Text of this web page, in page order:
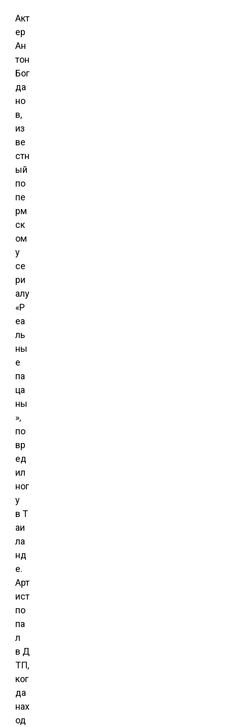
Акт
ер
Ан
тон
Бог
да
но
в,
из
ве
стн
ый
по
пе
рм
ск
ом
у
се
ри
алу
«Р
еа
ль
ны
е
па
ца
ны
»,
по
вр
ед
ил
ног
у
в Т
аи
ла
нд
е.
Арт
ист
по
па
л
в Д
ТП,
ког
да
нах
од